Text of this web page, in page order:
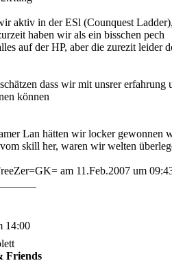
aktiv in der ESl (Counquest
haben wir als ein bisschen pech
auf der HP, aber die zurezit leider
dass wir mit unsrer erfahrung
können
Lan hätten wir locker gewonnen
skill her, waren wir welten
am 11.Feb.2007 um
14:00
Friends